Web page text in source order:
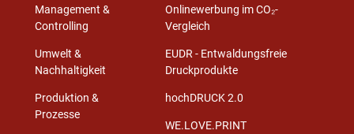
Management &
Controlling
Umwelt &
Nachhaltigkeit
Produktion &
Prozesse
Onlinewerbung im CO₂-
Vergleich
EUDR - Entwaldungsfreie
Druckprodukte
hochDRUCK 2.0
WE.LOVE.PRINT